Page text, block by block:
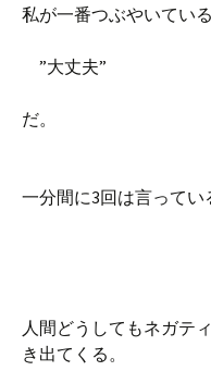
私が一番つぶやいてい
”大丈夫”
だ。
一分間に3回は言ってい
人間どうしてもネガテ
き出てくる。